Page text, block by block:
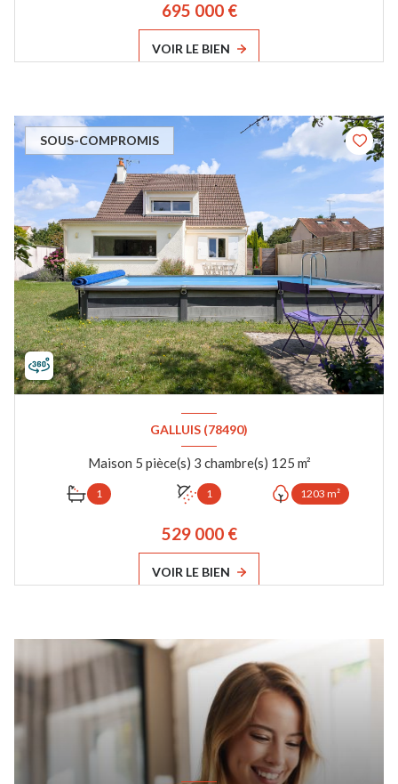
695 000 €
VOIR LE BIEN
SOUS-COMPROMIS
GALLUIS (78490)
Maison 5 pièce(s) 3 chambre(s) 125 m²
1 1 1203 m²
529 000 €
VOIR LE BIEN